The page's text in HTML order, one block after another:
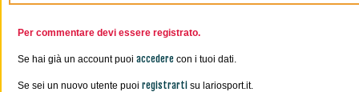
Per commentare devi essere registrato.
Se hai già un account puoi accedere con i tuoi dati.
Se sei un nuovo utente puoi registrarti su lariosport.it.